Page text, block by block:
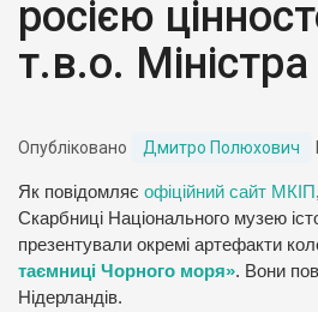
росією
т.в.о.
Опубліковано Дмитро Полюхович
Як повідомляє офіційний сайт МКІП
Скарбниці Національного музею
презентували окремі артефакти
таємниці Чорного моря». Вони
Нідерландів.